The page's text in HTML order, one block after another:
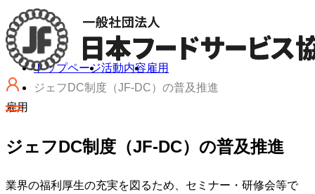
トップページ活動内容雇用
ジェフDC制度（JF-DC）の普及推進
雇用
ジェフDC制度（JF-DC）の普及推進
業界の福利厚生の充実を図るため、セミナー・研修会等で